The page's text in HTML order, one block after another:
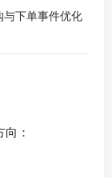
与下单事件优化
：